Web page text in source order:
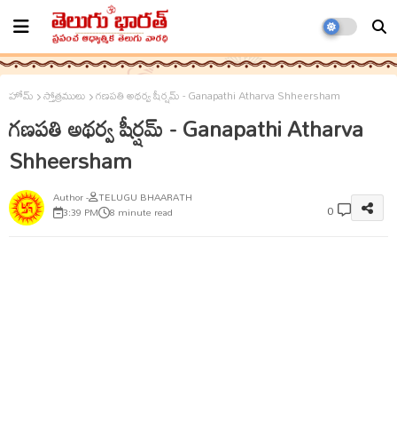
హోమ్ స్తోత్రములు గణపతి అథర్వ షీర్షమ్ - Ganapathi Atharva Shheersham
గణపతి అథర్వ షీర్షమ్ - Ganapathi Atharva
Shheersham
TELUGU BHAARATH
3:39 PM 8 minute read 0